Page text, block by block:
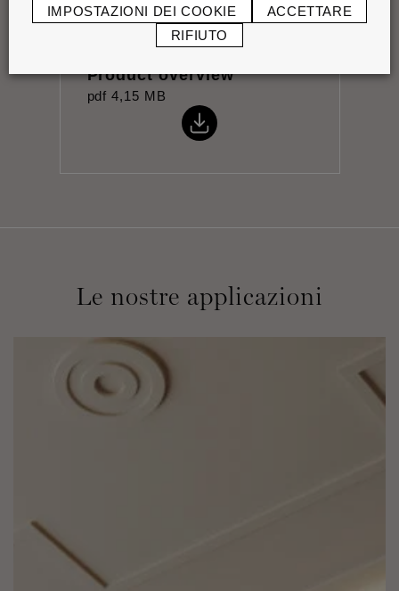
Product overview
pdf 4,15 MB
Le nostre applicazioni
IMPOSTAZIONI DEI COOKIE
ACCETTARE
RIFIUTO